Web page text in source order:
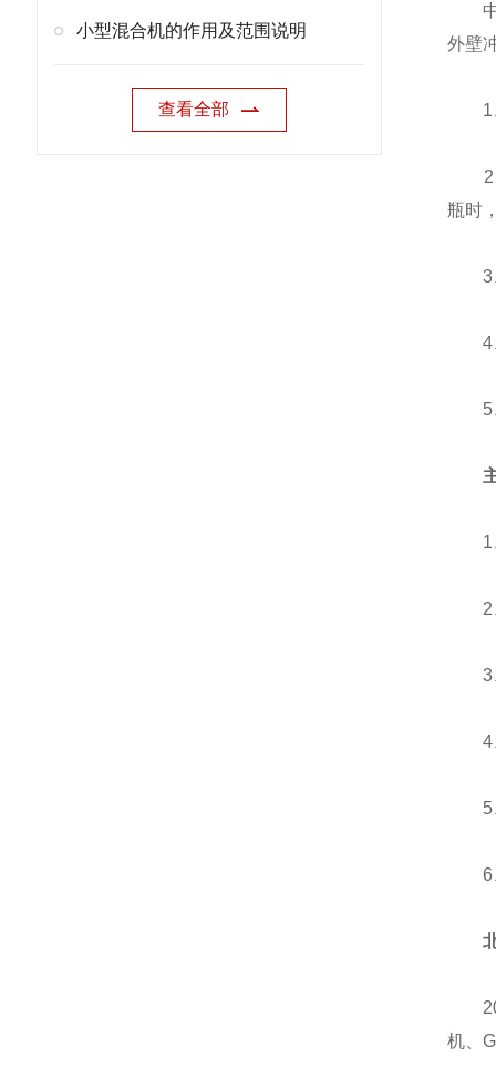
小型混合机的作用及范围说明
查看全部
中
外壁
1、
2、
瓶时
3、
4、
5、
1、
2、
3、
4、
5、
6、
机、